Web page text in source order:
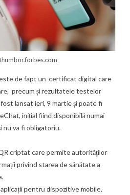
de fapt un certificat digital care
precum și rezultatele testelor
lansat ieri, 9 martie și poate fi
inițial fiind disponibilă numai
nu va fi obligatoriu.
criptat care permite autorităților
privind starea de sănătate a
pentru dispozitive mobile,